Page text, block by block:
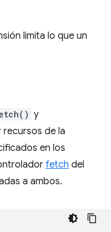
limita lo que un
y
de la
en los
fetch del
a ambos.